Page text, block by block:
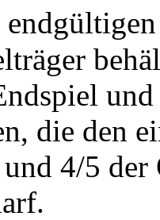
die den
4/5